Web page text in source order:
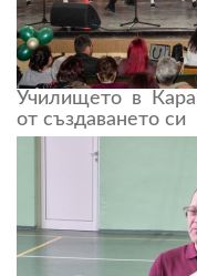
Училището в
от създаването си